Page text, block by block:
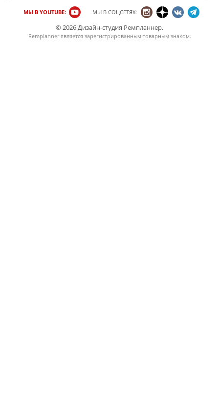
МЫ В YOUTUBE: МЫ В СОЦСЕТЯХ:
© 2026 Дизайн-студия Ремпланнер.
Remplanner является зарегистрированным товарным знаком.